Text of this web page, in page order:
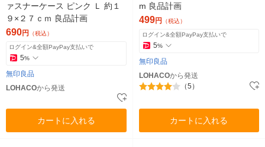
ァスナーケース ピンク Ｌ 約１
９×２７ｃｍ 良品計画
690円 （税込）
ログイン&全額PayPay支払いで
5%
無印良品
LOHACOから発送
カートに入れる
m 良品計画
499円 （税込）
ログイン&全額PayPay支払いで
5%
無印良品
LOHACOから発送
（5）
カートに入れる